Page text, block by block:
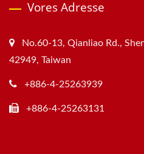
Vores Adresse
No.60-13, Qianliao Rd.,
42949, Taiwan
+886-4-25263939
+886-4-25263131